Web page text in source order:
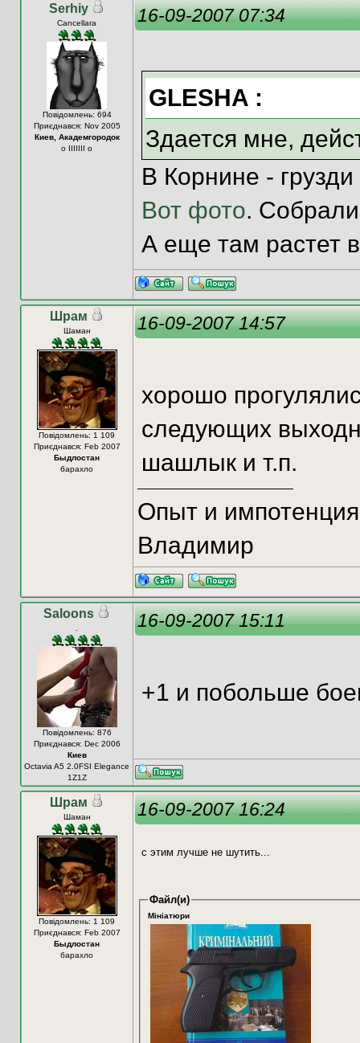
Serhiy
Cancellara
Повідомлень: 694
Приєднався: Nov 2005
Киев, Академгородок
o IIIIIII o
16-09-2007 07:34
GLESHA :
Здается мне,
В Корнине -
Вот фото.
А еще там растет
Шрам
Шаман
Повідомлень: 1 109
Приєднався: Feb 2007
Быдлостан
барахло
16-09-2007 14:57
хорошо
следующих
шашлык и т.п.
Опыт и
Владимир
Saloons
Повідомлень: 876
Приєднався: Dec 2006
Киев
Octavia A5 2.0FSI Elegance
1Z1Z
16-09-2007 15:11
+1 и побольше
Шрам
Шаман
Повідомлень: 1 109
Приєднався: Feb 2007
Быдлостан
барахло
16-09-2007 16:24
с этим лучше не шутить...
Файл(и)
Мініатюри